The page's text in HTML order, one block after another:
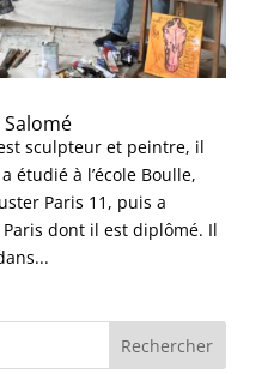
Salomé
sculpteur et peintre, il
étudié à l’école Boulle,
Paris 11, puis a
dont il est diplômé. Il